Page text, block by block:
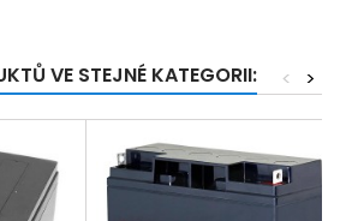
VE STEJNÉ KATEGORII: >
<